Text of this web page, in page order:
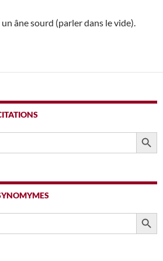
âne sourd (parler dans le vide).
SEARCH
SEARCH